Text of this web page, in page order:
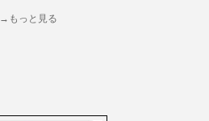
→もっと見る